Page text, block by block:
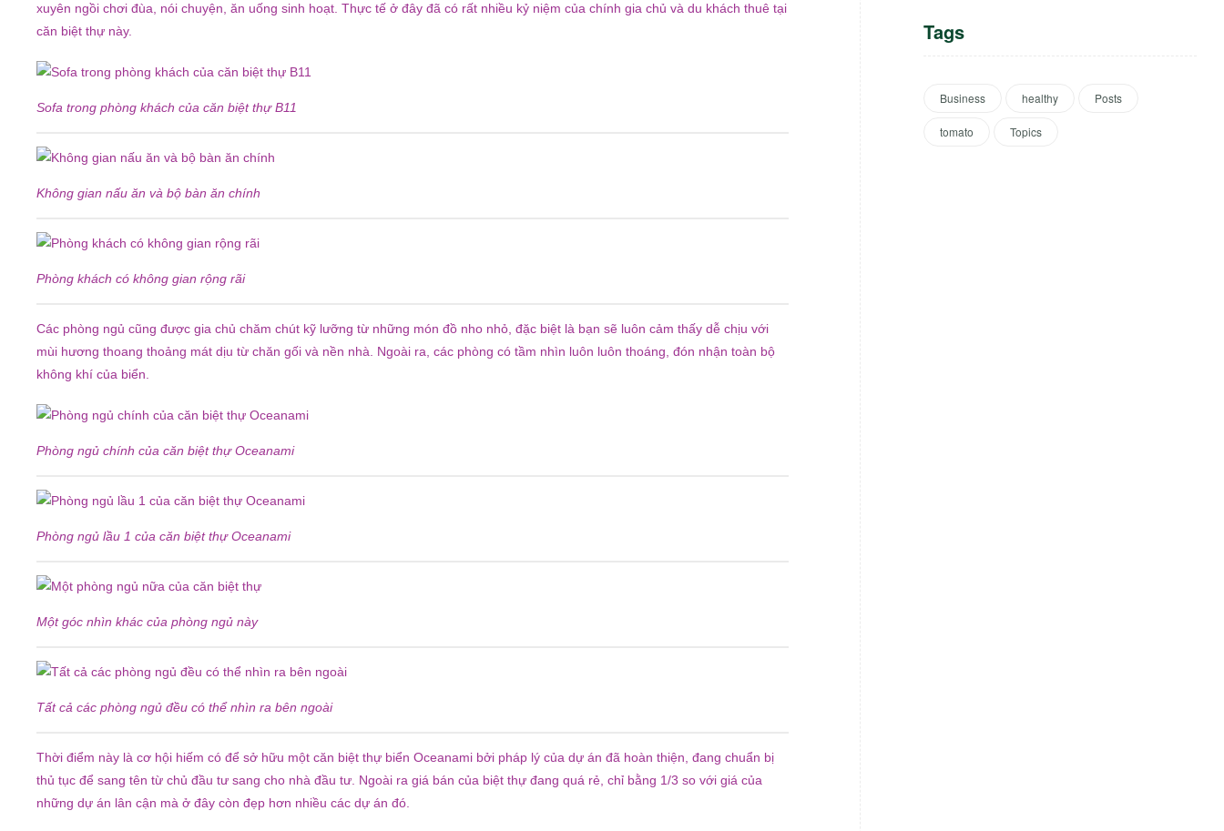
xuyên ngồi chơi đùa, nói chuyện, ăn uống sinh hoạt. Thực tế ở đây đã có rất nhiều kỷ niệm của chính gia chủ và du khách thuê tại
căn biệt thự này.
Sofa trong phòng khách của căn biệt thự B11
Không gian nấu ăn và bộ bàn ăn chính
Phòng khách có không gian rộng rãi
Các phòng ngủ cũng được gia chủ chăm chút kỹ lưỡng từ những món đồ nho nhỏ, đặc biệt là bạn sẽ luôn cảm thấy dễ chịu với
mùi hương thoang thoảng mát dịu từ chăn gối và nền nhà. Ngoài ra, các phòng có tầm nhìn luôn luôn thoáng, đón nhận toàn bộ
không khí của biển.
Phòng ngủ chính của căn biệt thự Oceanami
Phòng ngủ lầu 1 của căn biệt thự Oceanami
Một góc nhìn khác của phòng ngủ này
Tất cả các phòng ngủ đều có thể nhìn ra bên ngoài
Thời điểm này là cơ hội hiếm có để sở hữu một căn biệt thự biển Oceanami bởi pháp lý của dự án đã hoàn thiện, đang chuẩn bị
thủ tục để sang tên từ chủ đầu tư sang cho nhà đầu tư. Ngoài ra giá bán của biệt thự đang quá rẻ, chỉ bằng 1/3 so với giá của
những dự án lân cận mà ở đây còn đẹp hơn nhiều các dự án đó.
Tags
Business healthy Posts
tomato Topics